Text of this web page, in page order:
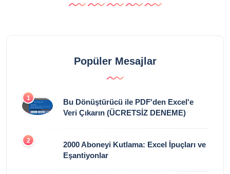
Popüler Mesajlar
1
Bu Dönüştürücü ile PDF'den Excel'e
Veri Çıkarın (ÜCRETSİZ DENEME)
2
2000 Aboneyi Kutlama: Excel İpuçları ve
Eşantiyonlar